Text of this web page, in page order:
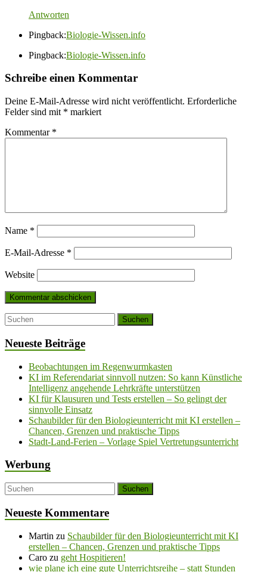
Antworten
Pingback:Biologie-Wissen.info
Pingback:Biologie-Wissen.info
Schreibe einen Kommentar
Deine E-Mail-Adresse wird nicht veröffentlicht. Erforderliche
Felder sind mit * markiert
Kommentar *
Name *
E-Mail-Adresse *
Website
Neueste Beiträge
Beobachtungen im Regenwurmkasten
KI im Referendariat sinnvoll nutzen: So kann Künstliche
Intelligenz angehende Lehrkräfte unterstützen
KI für Klausuren und Tests erstellen – So gelingt der
sinnvolle Einsatz
Schaubilder für den Biologieunterricht mit KI erstellen –
Chancen, Grenzen und praktische Tipps
Stadt-Land-Ferien – Vorlage Spiel Vertretungsunterricht
Werbung
Neueste Kommentare
Martin zu Schaubilder für den Biologieunterricht mit KI
erstellen – Chancen, Grenzen und praktische Tipps
Caro zu geht Hospitieren!
wie plane ich eine gute Unterrichtsreihe – statt Stunden